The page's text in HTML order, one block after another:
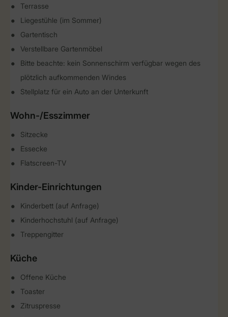
Terrasse
Liegestühle (im Sommer)
Gartentisch
Verstellbare Gartenmöbel
Bitte beachte: kein Sonnenschirm verfügbar wegen des
plötzlich aufkommenden Windes
Stellplatz für ein Auto an der Unterkunft
Wohn-/Esszimmer
Sitzecke
Essecke
Flatscreen-TV
Kinder-Einrichtungen
Kinderbett (auf Anfrage)
Kinderhochstuhl (auf Anfrage)
Treppengitter
Küche
Offene Küche
Toaster
Zitruspresse